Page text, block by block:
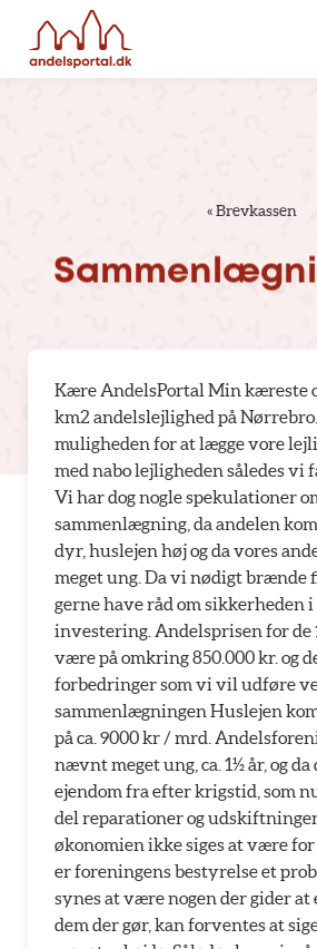
«Brevkassen
Kære AndelsPortal Min kæreste
km2 andelslejlighed på
muligheden for at lægge vore
med nabo lejligheden således vi
Vi har dog nogle spekulationer
sammenlægning, da andelen
dyr, huslejen høj og da vores
meget ung. Da vi nødigt brænde
gerne have råd om sikkerheden
investering. Andelsprisen for de
være på omkring 850.000 kr. og
forbedringer som vi vil udføre
sammenlægningen Huslejen
på ca. 9000 kr / mrd.
nævnt meget ung, ca. 1½ år, og da
ejendom fra efter krigstid, som
del reparationer og
økonomien ikke siges at være
er foreningens bestyrelse et
synes at være nogen der gider at
dem der gør, kan forventes at